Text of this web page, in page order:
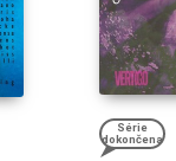
Série
dokončena